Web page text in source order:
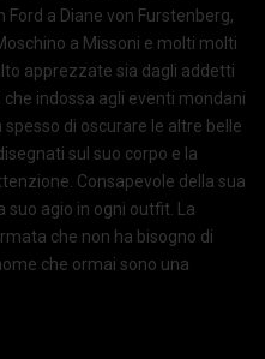
a Diane von Furstenberg,
a Missoni e molti molti
apprezzate sia dagli addetti
indossa agli eventi mondani
spesso di oscurare le altre belle
sul suo corpo e la
Consapevole della sua
suo agio in ogni outfit. La
che non ha bisogno di
che ormai sono una